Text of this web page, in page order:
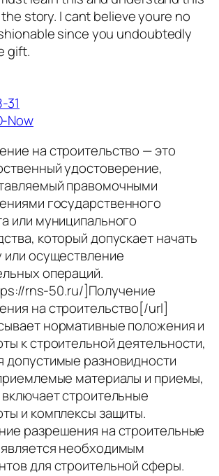
story. I cant believe youre no
since you undoubtedly
gift.
31
Now
на строительство — это
удостоверение,
правомочными
государственного
или муниципального
который допускает начать
или осуществление
операций.
rns-50.ru/]Получение
на строительство[/url]
нормативные положения и
к строительной деятельности,
допустимые разновидности
материалы и приемы,
строительные
и комплексы защиты.
разрешения на строительные
необходимым
для строительной сферы.